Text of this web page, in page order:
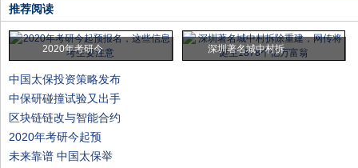
推荐阅读
2020年考研今 深圳著名城中村拆
中国太保投资策略发布
中保研碰撞试验又出手
区块链链改与智能合约
2020年考研今起预
未来靠谱 中国太保举